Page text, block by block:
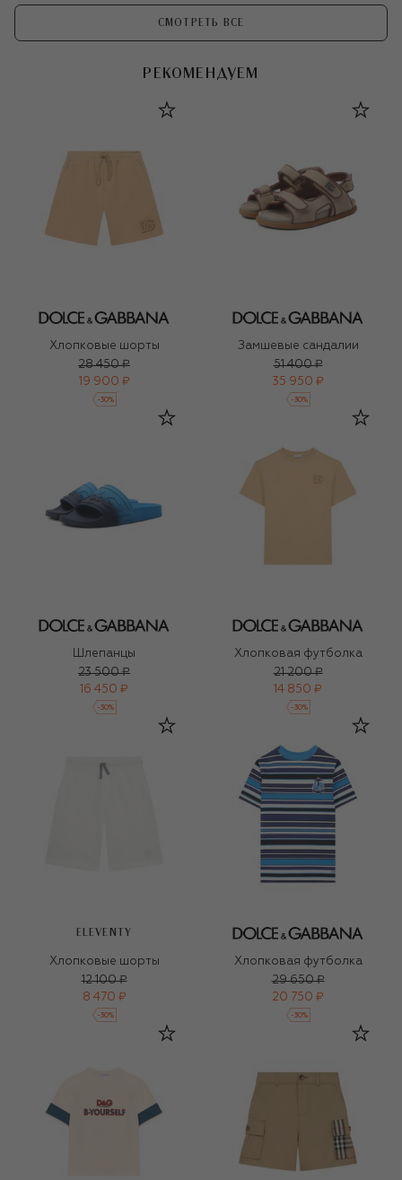
СМОТРЕТЬ ВСЕ
РЕКОМЕНДУЕМ
Хлопковые шорты
28 450 ₽
19 900 ₽
-30%
Замшевые сандалии
51 400 ₽
35 950 ₽
-30%
Шлепанцы
23 500 ₽
16 450 ₽
-30%
Хлопковая футболка
21 200 ₽
14 850 ₽
-30%
ELEVENTY
Хлопковые шорты
12 100 ₽
8 470 ₽
-30%
Хлопковая футболка
29 650 ₽
20 750 ₽
-30%